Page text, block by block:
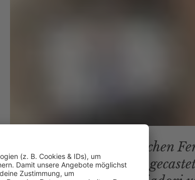
wollte mich zum italienischen
und dann wurde ich